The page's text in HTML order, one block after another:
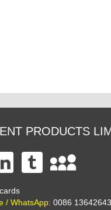
PRODUCTS
/ WhatsApp: 0086